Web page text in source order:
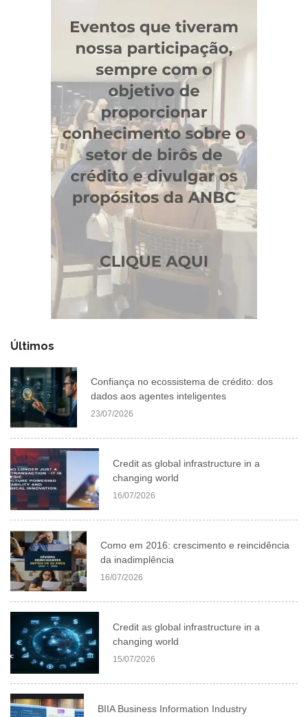
Últimos
Confiança no ecossistema de crédito: dos
dados aos agentes inteligentes
23/07/2026
Credit as global infrastructure in a
changing world
16/07/2026
Como em 2016: crescimento e reincidência
da inadimplência
16/07/2026
Credit as global infrastructure in a
changing world
15/07/2026
BIIA Business Information Industry